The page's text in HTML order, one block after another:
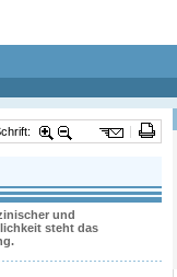
und
steht das